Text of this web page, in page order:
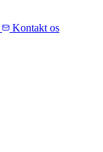
Kontakt os